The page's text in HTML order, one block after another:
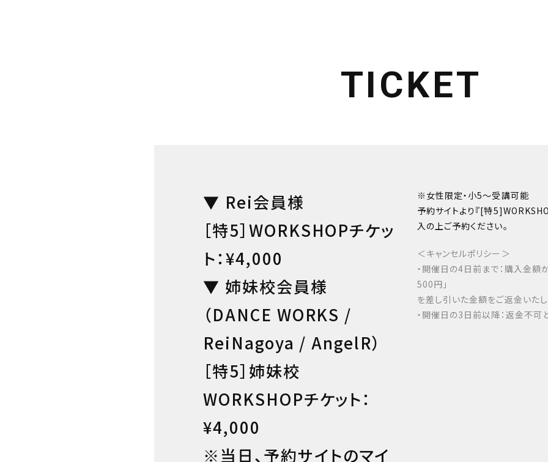
TICKET
▼ Rei会員様
［特5］WORKSHOPチケッ
ト：¥4,000
▼ 姉妹校会員様
（DANCE WORKS /
ReiNagoya / AngelR）
［特5］姉妹校
WORKSHOPチケット：
¥4,000
※当日、予約サイトのマイ
※女性限定・小5〜受講可能
予約サイトより『[特
入の上ご予約ください。
＜キャンセルポリシー＞
・開催日の4日前まで：購入金額
500円」
を差し引いた金額をご返金いたし
・開催日の3日前以降：返金不可